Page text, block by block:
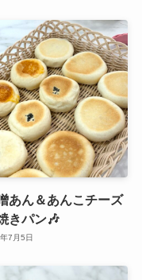
あん＆あんこチーズ
きパン🎶
7月5日